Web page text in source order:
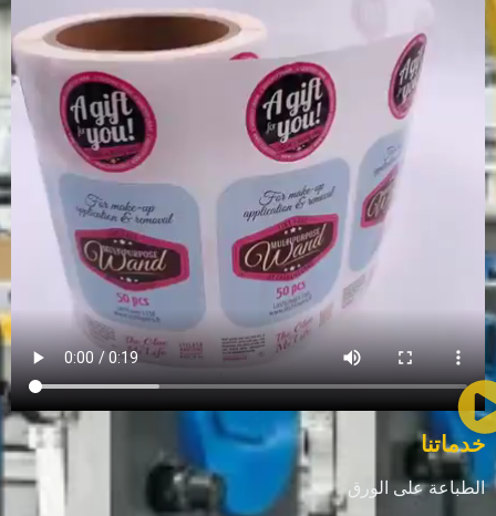
خدماتنا
الطباعة على الورق